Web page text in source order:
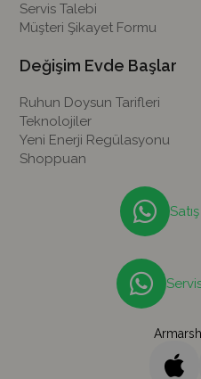
Servis Talebi
Müşteri Şikayet Formu
Değişim Evde Başlar
Ruhun Doysun Tarifleri
Teknolojiler
Yeni Enerji Regülasyonu
Shoppuan